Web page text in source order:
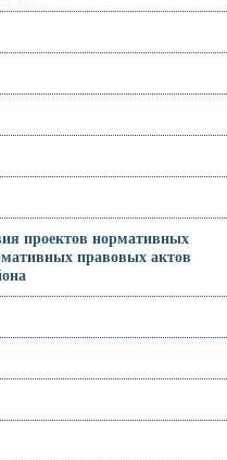
проектов нормативных
правовых актов